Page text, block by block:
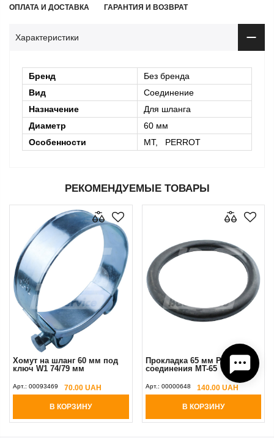
ОПЛАТА И ДОСТАВКА ГАРАНТИЯ И ВОЗВРАТ
Характеристики
Бренд
Без бренда
Вид
Соединение
Назначение
Для шланга
Диаметр
60 мм
Особенности
MT, PERROT
РЕКОМЕНДУЕМЫЕ ТОВАРЫ
Хомут на шланг 60 мм под
ключ W1 74/79 мм
Арт.: 00093469 70.00 UAH
В КОРЗИНУ
Прокладка 65 мм PERROT
соединения MT-65
Арт.: 00000648 140.00 UAH
В КОРЗИНУ